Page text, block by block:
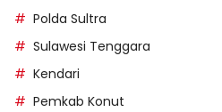
Polda Sultra
Sulawesi Tenggara
Kendari
Pemkab Konut